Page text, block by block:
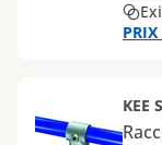
KEE